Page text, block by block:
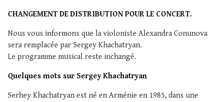
CHANGEMENT DE DISTRIBUTION POUR LE CONCERT.
Nous vous informons que la violoniste Alexandra Conunova
sera remplacée par Sergey Khachatryan.
Le programme musical reste inchangé.
Quelques mots sur Sergey Khachatryan
Serhey Khachatryan est né en Arménie en 1985, dans une